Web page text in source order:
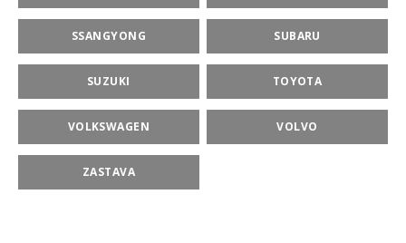
SSANGYONG SUBARU
SUZUKI TOYOTA
VOLKSWAGEN VOLVO
ZASTAVA